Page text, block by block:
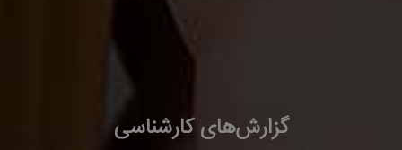
گزارش‌های کارشناسی